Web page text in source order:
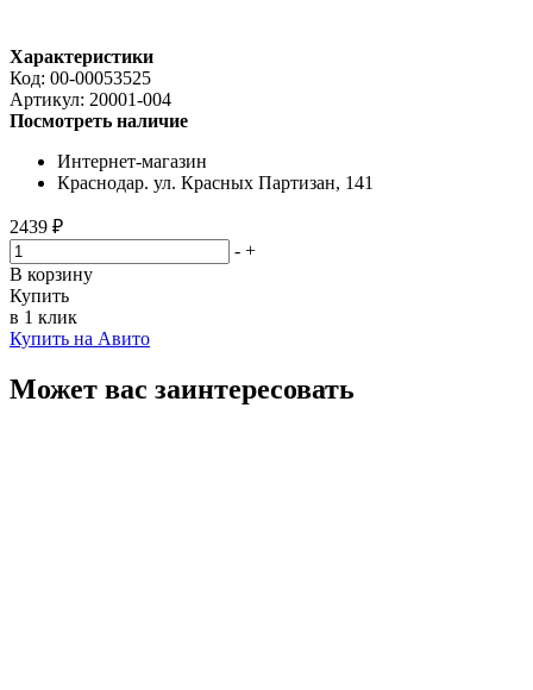
Характеристики
Код: 00-00053525
Артикул: 20001-004
Посмотреть наличие
Интернет-магазин
Краснодар. ул. Красных Партизан, 141
2439 ₽
- +
В корзину
Купить
в 1 клик
Купить на Авито
Может вас заинтересовать